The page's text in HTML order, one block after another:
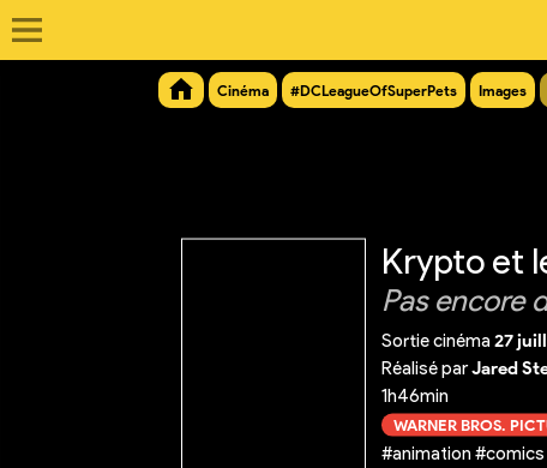
Cinéma #DCLeagueOfSuperPets Images
Krypto et
Pas encore
Sortie cinéma 27
Réalisé parJared
1h46min
WARNER BROS.
#animation